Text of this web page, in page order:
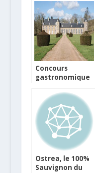
hommage à Jimi
Hendrix
Concours
gastronomique
“Les desserts de
nos grands-
mères
normandes”
Ostrea, le 100%
Sauvignon du